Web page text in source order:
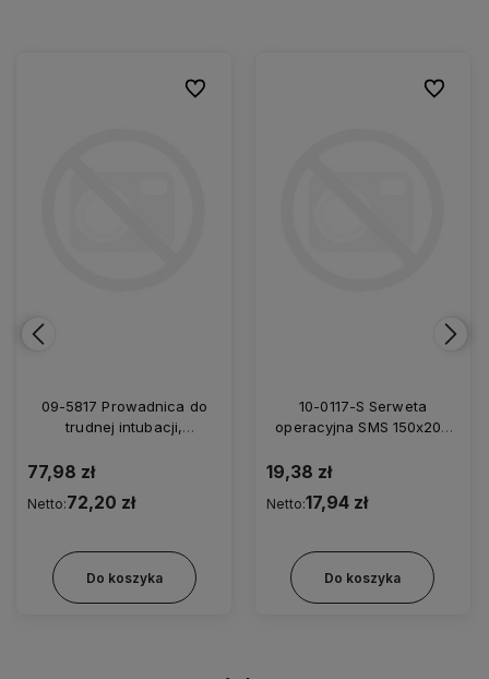
09-5817 Prowadnica do
trudnej intubacji,
jednorazowa z futerałem
77,98 zł
Netto:72,20 zł
Do koszyka
Do ulubionych
Do ulubionych
10-0117-S Serweta
operacyjna SMS 150x200
19,38 zł
Netto:17,94 zł
Do koszyka
Do
Do